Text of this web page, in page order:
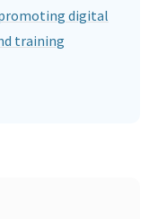
digital
training